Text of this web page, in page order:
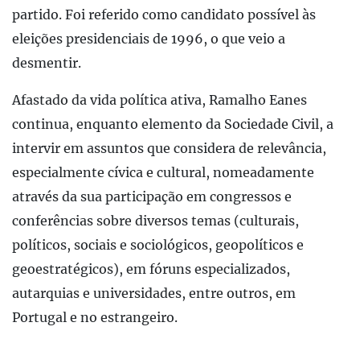
partido. Foi referido como candidato possível às
eleições presidenciais de 1996, o que veio a
desmentir.
Afastado da vida política ativa, Ramalho Eanes
continua, enquanto elemento da Sociedade Civil, a
intervir em assuntos que considera de relevância,
especialmente cívica e cultural, nomeadamente
através da sua participação em congressos e
conferências sobre diversos temas (culturais,
políticos, sociais e sociológicos, geopolíticos e
geoestratégicos), em fóruns especializados,
autarquias e universidades, entre outros, em
Portugal e no estrangeiro.